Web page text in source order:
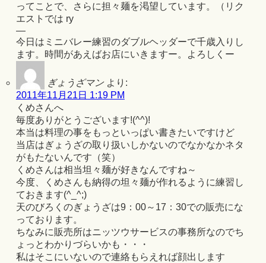
ってことで、さらに担々麺を渇望しています。（リク
エストでは ry
—
今日はミニバレー練習のダブルヘッダーで千歳入りし
ます。時間があえばお店にいきますー。よろしくー
ぎょうざマン より:
2011年11月21日 1:19 PM
くめさんへ
毎度ありがとうございます!(^^)!
本当は料理の事をもっといっぱい書きたいですけど
当店はぎょうざの取り扱いしかないのでなかなかネタ
がもたないんです（笑）
くめさんは相当坦々麺が好きなんですね～
今度、くめさんも納得の坦々麺が作れるように練習し
ておきます(^_^;)
天のびろくのぎょうざは9：00～17：30での販売にな
っております。
ちなみに販売所はニッツウサービスの事務所なのでち
ょっとわかりづらいかも・・・
私はそこにいないので連絡もらえれば顔出します